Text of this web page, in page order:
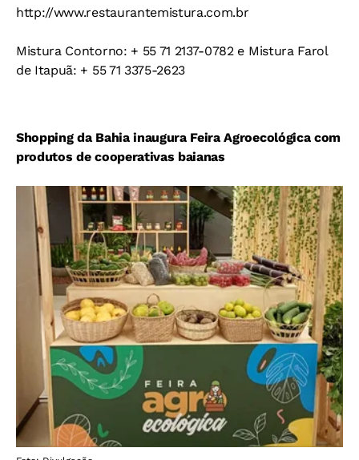
http://www.restaurantemistura.com.br
Mistura Contorno: ‪+ 55 71 2137-0782‬ e Mistura Farol
de Itapuã: ‪+ 55 71 3375-2623‬
Shopping da Bahia inaugura Feira Agroecológica com
produtos de cooperativas baianas